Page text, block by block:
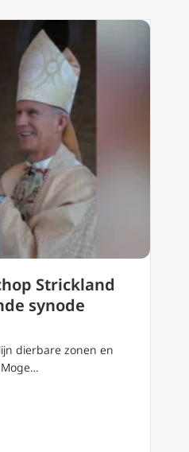
Strickland
synode
dierbare zonen en
van bisschop Strickland over de